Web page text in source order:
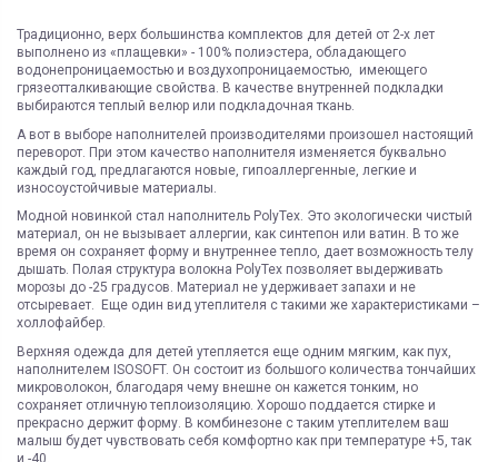
Традиционно, верх большинства комплектов для детей от 2-х лет
выполнено из «плащевки» - 100% полиэстера, обладающего
водонепроницаемостью и воздухопроницаемостью, имеющего
грязеотталкивающие свойства. В качестве внутренней подкладки
выбираются теплый велюр или подкладочная ткань.
А вот в выборе наполнителей производителями произошел настоящий
переворот. При этом качество наполнителя изменяется буквально
каждый год, предлагаются новые, гипоаллергенные, легкие и
износоустойчивые материалы.
Модной новинкой стал наполнитель PolyTex. Это экологически чистый
материал, он не вызывает аллергии, как синтепон или ватин. В то же
время он сохраняет форму и внутреннее тепло, дает возможность телу
дышать. Полая структура волокна PolyTex позволяет выдерживать
морозы до -25 градусов. Материал не удерживает запахи и не
отсыревает. Еще один вид утеплителя с такими же характеристиками –
холлофайбер.
Верхняя одежда для детей утепляется еще одним мягким, как пух,
наполнителем ISOSOFT. Он состоит из большого количества тончайших
микроволокон, благодаря чему внешне он кажется тонким, но
сохраняет отличную теплоизоляцию. Хорошо поддается стирке и
прекрасно держит форму. В комбинезоне с таким утеплителем ваш
малыш будет чувствовать себя комфортно как при температуре +5, так
и -40.